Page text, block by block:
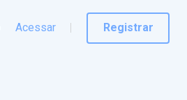
Acessar Registrar